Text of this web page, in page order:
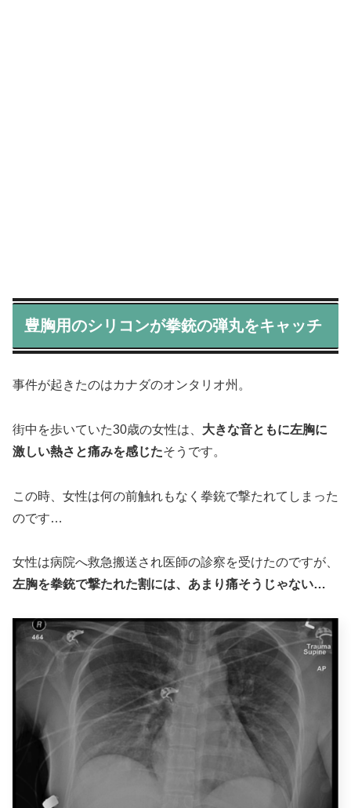
豊胸用のシリコンが拳銃の弾丸をキャッチ
事件が起きたのはカナダのオンタリオ州。
街中を歩いていた30歳の女性は、 大きな音ともに左胸に
激しい熱さと痛みを感じたそうです。
この時、女性は何の前触れもなく拳銃で撃たれてしまった
のです…
女性は病院へ救急搬送され医師の診察を受けたのですが、
左胸を拳銃で撃たれた割には、あまり痛そうじゃない…